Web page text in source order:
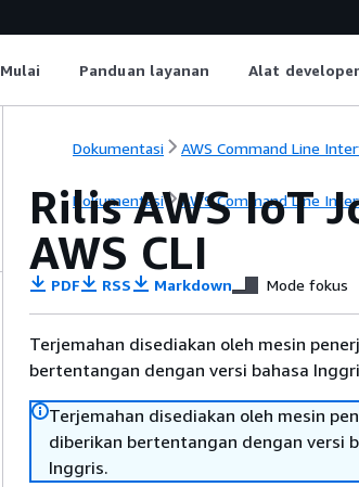
Mulai Panduan layanan Alat developer
Dokumentasi AWS Command Line
Dokumentasi AWS Command Line
Rilis AWS IoT
AWS CLI
PDF RSS Markdown Mode fokus
Terjemahan disediakan oleh mesin
bertentangan dengan versi bahasa
Terjemahan disediakan oleh mesin
diberikan bertentangan dengan versi
Inggris.